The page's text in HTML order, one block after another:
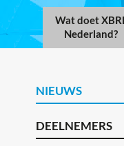
Wat doet
Nederland?
NIEUWS
DEELNEMERS